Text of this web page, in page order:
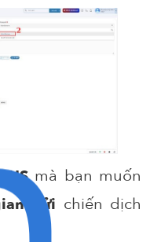
mà bạn muốn
gửi chiến dịch